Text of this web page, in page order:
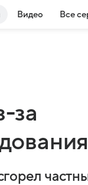
Видео Все
за